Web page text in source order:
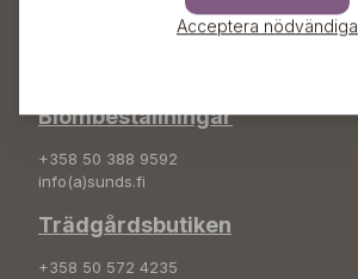
Sunds Trädgård Ab
Blombeställningar
+358 50 388 9592
info(a)sunds.fi
Trädgårdsbutiken
+358 50 572 4235
Acceptera nödvändiga